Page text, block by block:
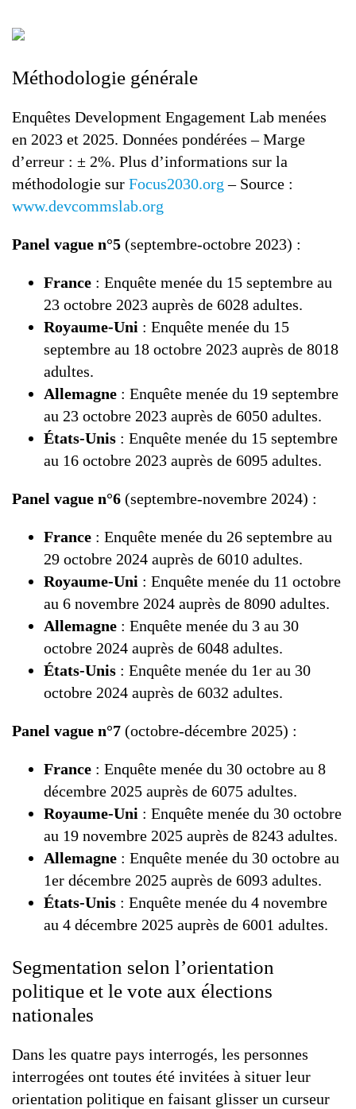
Méthodologie générale
Enquêtes Development Engagement Lab menées
en 2023 et 2025. Données pondérées – Marge
d’erreur : ± 2%. Plus d’informations sur la
méthodologie sur Focus2030.org – Source :
www.devcommslab.org
Panel vague n°5 (septembre-octobre 2023) :
France : Enquête menée du 15 septembre au
23 octobre 2023 auprès de 6028 adultes.
Royaume-Uni : Enquête menée du 15
septembre au 18 octobre 2023 auprès de 8018
adultes.
Allemagne : Enquête menée du 19 septembre
au 23 octobre 2023 auprès de 6050 adultes.
États-Unis : Enquête menée du 15 septembre
au 16 octobre 2023 auprès de 6095 adultes.
Panel vague n°6 (septembre-novembre 2024) :
France : Enquête menée du 26 septembre au
29 octobre 2024 auprès de 6010 adultes.
Royaume-Uni : Enquête menée du 11 octobre
au 6 novembre 2024 auprès de 8090 adultes.
Allemagne : Enquête menée du 3 au 30
octobre 2024 auprès de 6048 adultes.
États-Unis : Enquête menée du 1er au 30
octobre 2024 auprès de 6032 adultes.
Panel vague n°7 (octobre-décembre 2025) :
France : Enquête menée du 30 octobre au 8
décembre 2025 auprès de 6075 adultes.
Royaume-Uni : Enquête menée du 30 octobre
au 19 novembre 2025 auprès de 8243 adultes.
Allemagne : Enquête menée du 30 octobre au
1er décembre 2025 auprès de 6093 adultes.
États-Unis : Enquête menée du 4 novembre
au 4 décembre 2025 auprès de 6001 adultes.
Segmentation selon l’orientation
politique et le vote aux élections
nationales
Dans les quatre pays interrogés, les personnes
interrogées ont toutes été invitées à situer leur
orientation politique en faisant glisser un curseur